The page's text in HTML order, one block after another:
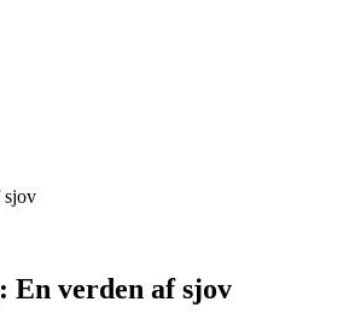
sjov
En verden af sjov